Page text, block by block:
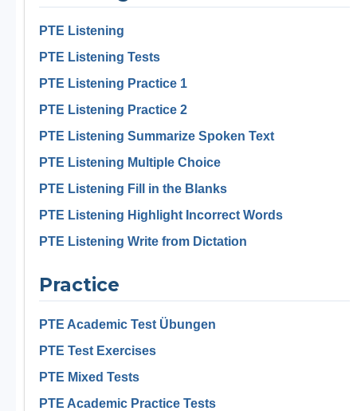
PTE Listening
PTE Listening Tests
PTE Listening Practice 1
PTE Listening Practice 2
PTE Listening Summarize Spoken Text
PTE Listening Multiple Choice
PTE Listening Fill in the Blanks
PTE Listening Highlight Incorrect Words
PTE Listening Write from Dictation
Practice
PTE Academic Test Übungen
PTE Test Exercises
PTE Mixed Tests
PTE Academic Practice Tests